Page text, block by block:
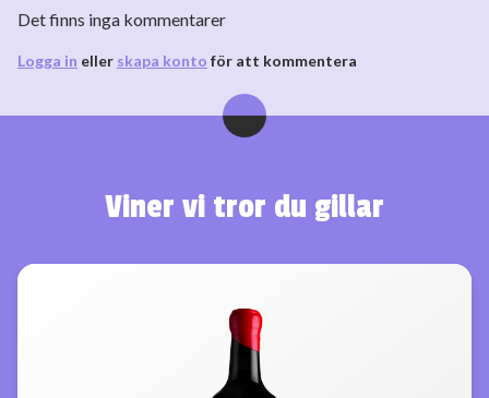
Det finns inga kommentarer
Logga in eller skapa konto för att kommentera
Viner vi tror du gillar